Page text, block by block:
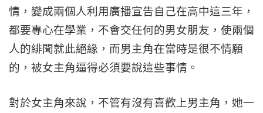
情，變成兩個人利用廣播宣告自己在高中這三年，
都要專心在學業，不會交任何的男女朋友，使兩個
人的緋聞就此絕緣，而男主角在當時是很不情願
的，被女主角逼得必須要說這些事情。
對於女主角來說，不管有沒有喜歡上男主角，她一